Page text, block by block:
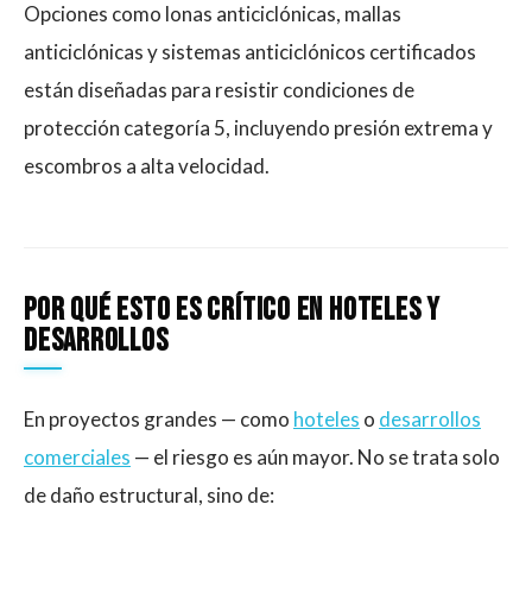
Opciones como lonas anticiclónicas, mallas
anticiclónicas y sistemas anticiclónicos certificados
están diseñadas para resistir condiciones de
protección categoría 5, incluyendo presión extrema y
escombros a alta velocidad.
Por qué esto es crítico en hoteles y
desarrollos
En proyectos grandes — como hoteles o desarrollos
comerciales — el riesgo es aún mayor. No se trata solo
de daño estructural, sino de: